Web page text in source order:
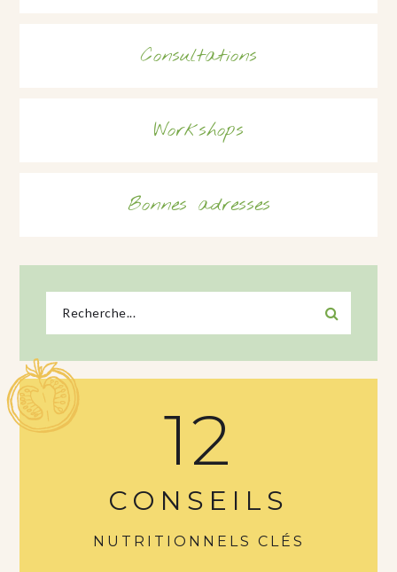
Consultations
Workshops
Bonnes adresses
12
CONSEILS
NUTRITIONNELS CLÉS